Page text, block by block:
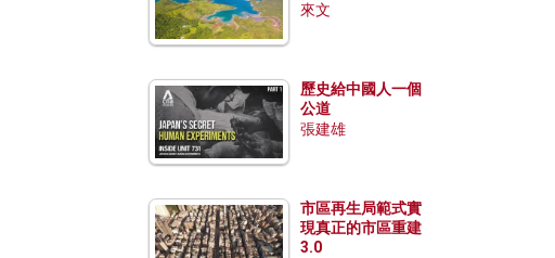
來文
歷史給中國人一個
公道
張建雄
市區再生局範式實
現真正的市區重建
3.0